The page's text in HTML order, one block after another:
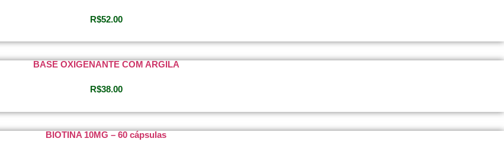
R$52.00
BASE OXIGENANTE COM ARGILA
R$38.00
BIOTINA 10MG – 60 cápsulas